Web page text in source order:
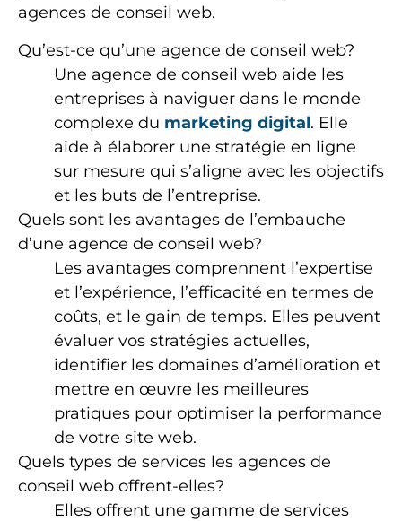
agences de conseil web.
Qu’est-ce qu’une agence de conseil web?
Une agence de conseil web aide les
entreprises à naviguer dans le monde
complexe du marketing digital. Elle
aide à élaborer une stratégie en ligne
sur mesure qui s’aligne avec les objectifs
et les buts de l’entreprise.
Quels sont les avantages de l’embauche
d’une agence de conseil web?
Les avantages comprennent l’expertise
et l’expérience, l’efficacité en termes de
coûts, et le gain de temps. Elles peuvent
évaluer vos stratégies actuelles,
identifier les domaines d’amélioration et
mettre en œuvre les meilleures
pratiques pour optimiser la performance
de votre site web.
Quels types de services les agences de
conseil web offrent-elles?
Elles offrent une gamme de services